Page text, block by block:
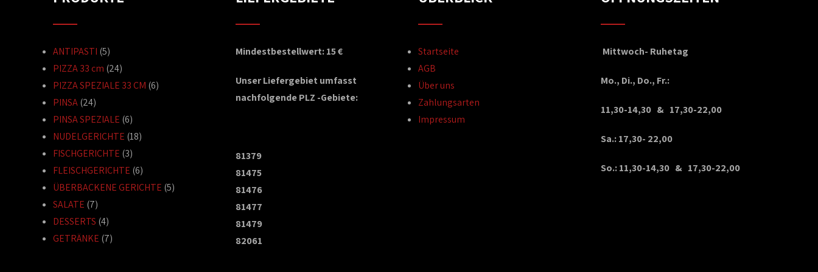
ANTIPASTI (5)
PIZZA 33 cm (24)
PIZZA SPEZIALE 33 CM (6)
PINSA(24)
PINSA SPEZIALE (6)
NUDELGERICHTE (18)
FISCHGERICHTE (3)
FLEISCHGERICHTE (6)
ÜBERBACKENE GERICHTE (5)
SALATE (7)
DESSERTS (4)
GETRÄNKE (7)
Mindestbestellwert: 15 €
Unser Liefergebiet umfasst
nachfolgende PLZ -Gebiete:
81379
81475
81476
81477
81479
82061
Startseite
AGB
Über uns
Zahlungsarten
Impressum
Mittwoch- Ruhetag
Mo., Di., Do., Fr.:
11,30-14,30 & 17,30-22,00
Sa.: 17,30- 22,00
So.: 11,30-14,30 & 17,30-22,00